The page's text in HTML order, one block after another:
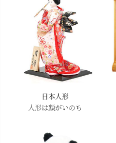
日本人形
人形は顔がいのち